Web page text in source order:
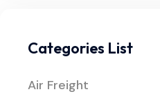
Categories List
Air Freight